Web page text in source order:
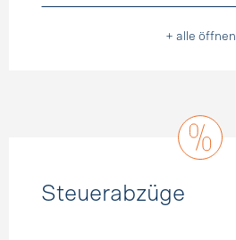
+ alle öffnen
Steuerabzüge